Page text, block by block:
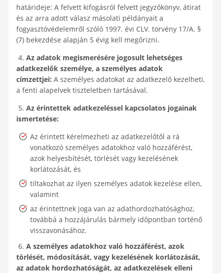
határideje: A felvett kifogásról felvett jegyzőkönyv, átirat
és az arra adott válasz másolati példányait a
fogyasztóvédelemről szóló 1997. évi CLV. törvény 17/A. §
(7) bekezdése alapján 5 évig kell megőrizni.
4. Az adatok megismerésére jogosult lehetséges
adatkezelők személye, a személyes adatok
címzettjei: A személyes adatokat az adatkezelő kezelheti,
a fenti alapelvek tiszteletben tartásával.
5. Az érintettek adatkezeléssel kapcsolatos jogainak
ismertetése:
Az érintett kérelmezheti az adatkezelőtől a rá
vonatkozó személyes adatokhoz való hozzáférést,
azok helyesbítését, törlését vagy kezelésének
korlátozását, és
tiltakozhat az ilyen személyes adatok kezelése ellen,
valamint
az érintettnek joga van az adathordozhatósághoz,
továbbá a hozzájárulás bármely időpontban történő
visszavonásához.
6. A személyes adatokhoz való hozzáférést, azok
törlését, módosítását, vagy kezelésének korlátozását,
az adatok hordozhatóságát, az adatkezelések elleni